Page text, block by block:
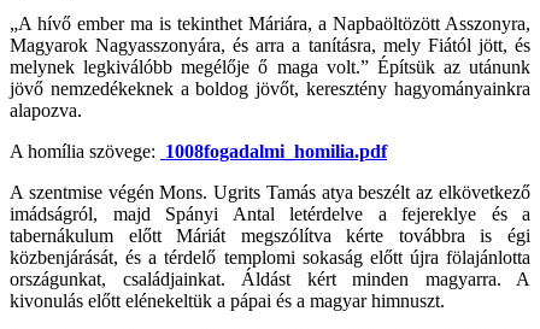
„A hívő ember ma is tekinthet Máriára, a Napbaöltözött Asszonyra,
Magyarok Nagyasszonyára, és arra a tanításra, mely Fiától jött, és
melynek legkiválóbb megélője ő maga volt.” Építsük az utánunk
jövő nemzedékeknek a boldog jövőt, keresztény hagyományainkra
alapozva.
A homília szövege: 1008fogadalmi_homilia.pdf
A szentmise végén Mons. Ugrits Tamás atya beszélt az elkövetkező
imádságról, majd Spányi Antal letérdelve a fejereklye és a
tabernákulum előtt Máriát megszólítva kérte továbbra is égi
közbenjárását, és a térdelő templomi sokaság előtt újra fölajánlotta
országunkat, családjainkat. Áldást kért minden magyarra. A
kivonulás előtt elénekeltük a pápai és a magyar himnuszt.